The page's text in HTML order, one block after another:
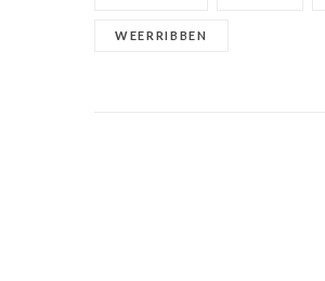
WEERRIBBEN